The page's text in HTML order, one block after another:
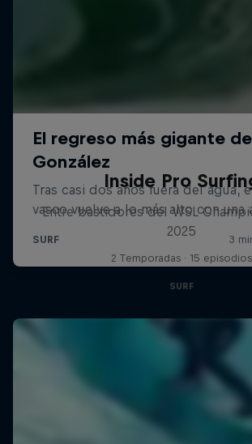
Inside Pro
Entre bastidores del WSL
2025
2 Temporadas · 15 episodios
SURF